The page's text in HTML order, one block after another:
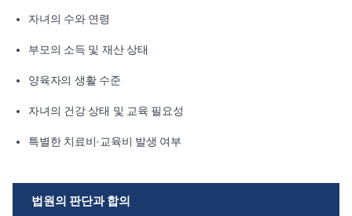
자녀의 수와 연령
부모의 소득 및 재산 상태
양육자의 생활 수준
자녀의 건강 상태 및 교육 필요성
특별한 치료비·교육비 발생 여부
법원의 판단과 합의